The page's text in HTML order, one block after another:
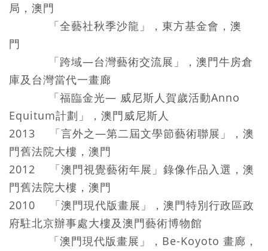
局，澳門
「全藝社秋季沙龍」，東方基金會，澳
門
「跨域—台灣藝術交流展」，澳門牛房倉
庫及台灣當代一畫廊
「福臨金光— 威尼斯人賀歲活動Anno
Equitum計劃」，澳門威尼斯人
2013 「言外之—第二屆文學節藝術聯展」，澳
門舊法院大樓，澳門
2012 「澳門視覺藝術年展」錄像作品入選，澳
門舊法院大樓，澳門
2010 「澳門現代版畫展」，澳門特別行政區政
府駐北京辦事處大樓及澳門藝術博物館
「澳門現代版畫展」，Be-Koyoto 畫廊，